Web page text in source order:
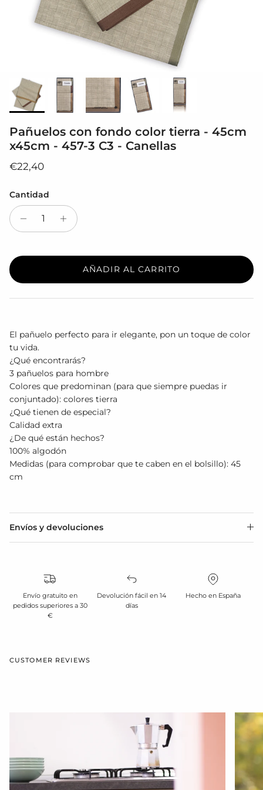
Pañuelos con fondo color tierra - 45cm
x45cm - 457-3 C3 - Canellas
Precio normal
€22,40
Cantidad
AÑADIR AL CARRITO
El pañuelo perfecto para ir elegante, pon un toque de color
tu vida.
¿Qué encontrarás?
3 pañuelos para hombre
Colores que predominan (para que siempre puedas ir
conjuntado): colores tierra
¿Qué tienen de especial?
Calidad extra
¿De qué están hechos?
100% algodón
Medidas (para comprobar que te caben en el bolsillo): 45
cm
Envíos y devoluciones
Envío gratuito en
pedidos superiores a 30
€
Devolución fácil en 14
días
Hecho en España
CUSTOMER REVIEWS